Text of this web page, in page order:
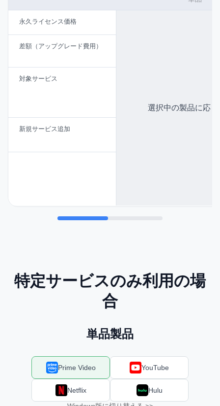
永久ライセンス価格
差額（アップグレード費用）
対象サービス
新規サービス追加
選択中の製品に応
特定サービスのみ利用の場
合
単品製品
Prime Video YouTube
Netflix
Hulu